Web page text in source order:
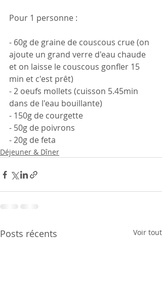
Pour 1 personne :
- 60g de graine de couscous crue (on
ajoute un grand verre d'eau chaude
et on laisse le couscous gonfler 15
min et c'est prêt)
- 2 oeufs mollets (cuisson 5.45min
dans de l'eau bouillante)
- 150g de courgette
- 50g de poivrons
- 20g de feta
Déjeuner & Dîner
Posts récents Voir tout